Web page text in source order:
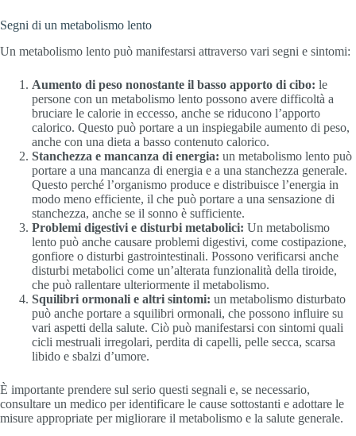
Segni di un metabolismo lento
Un metabolismo lento può manifestarsi attraverso vari segni e sintomi:
Aumento di peso nonostante il basso apporto di cibo: le
persone con un metabolismo lento possono avere difficoltà a
bruciare le calorie in eccesso, anche se riducono l’apporto
calorico. Questo può portare a un inspiegabile aumento di peso,
anche con una dieta a basso contenuto calorico.
Stanchezza e mancanza di energia: un metabolismo lento può
portare a una mancanza di energia e a una stanchezza generale.
Questo perché l’organismo produce e distribuisce l’energia in
modo meno efficiente, il che può portare a una sensazione di
stanchezza, anche se il sonno è sufficiente.
Problemi digestivi e disturbi metabolici: Un metabolismo
lento può anche causare problemi digestivi, come costipazione,
gonfiore o disturbi gastrointestinali. Possono verificarsi anche
disturbi metabolici come un’alterata funzionalità della tiroide,
che può rallentare ulteriormente il metabolismo.
Squilibri ormonali e altri sintomi: un metabolismo disturbato
può anche portare a squilibri ormonali, che possono influire su
vari aspetti della salute. Ciò può manifestarsi con sintomi quali
cicli mestruali irregolari, perdita di capelli, pelle secca, scarsa
libido e sbalzi d’umore.
È importante prendere sul serio questi segnali e, se necessario,
consultare un medico per identificare le cause sottostanti e adottare le
misure appropriate per migliorare il metabolismo e la salute generale.